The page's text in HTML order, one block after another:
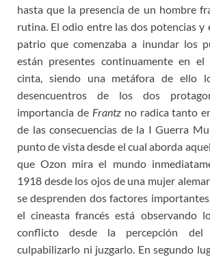
hasta que la presencia de un hombre
rutina. El odio entre las dos potencias y
patrio que comenzaba a inundar los
están presentes continuamente en
cinta, siendo una metáfora de ello
desencuentros de los dos
importancia deFrantzno radica tanto
de las consecuencias de la I Guerra
punto de vista desde el cual aborda
que Ozon mira el mundo
1918 desde los ojos de una mujer
se desprenden dos factores
el cineasta francés está observando
conflicto desde la percepción
culpabilizarlo ni juzgarlo. En segundo